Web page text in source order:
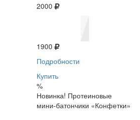
2000
1900
Подробности
Купить
%
Новинка! Протеиновые
мини-батончики «Конфетки»